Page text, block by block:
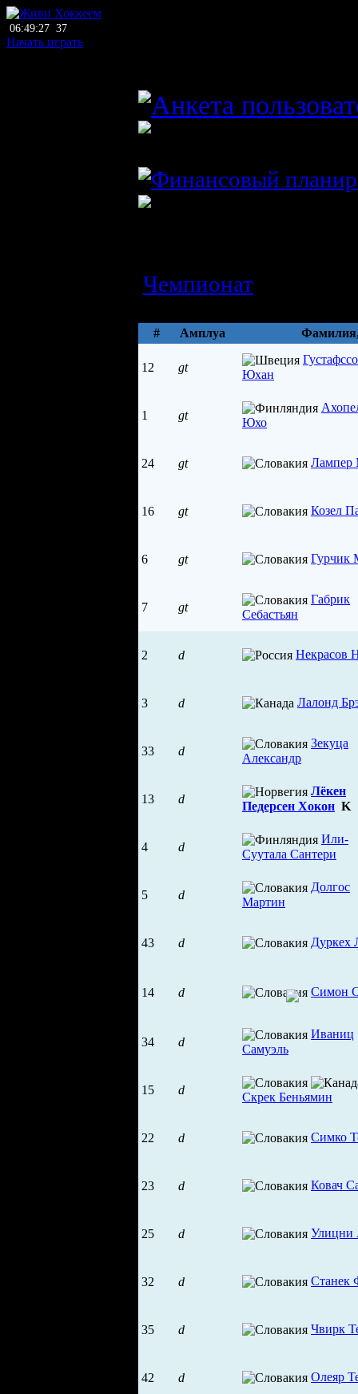
06:49:27 37
Начать играть
Чемпионат
# Амплуа
12 gt
Юхан
1 gt
Юхо
24 gt Лампер
16 gt Козел
6 gt Гурчик
7 gt
Габрик
Себастьян
2 d Некрасов
3 d Лалонд
33 d
Зекуца
Александр
13 d
Лёкен
Педерсен Хокон K
4 d
Или-
Суутала Сантери
5 d
Долгос
Мартин
43 d Дуркех
14 d Симон
34 d
Иваниц
Самуэль
15 d
Скрек Беньямин
22 d Симко
23 d Ковач
25 d Улицни
32 d Станек
35 d Чвирк
42 d Олеяр